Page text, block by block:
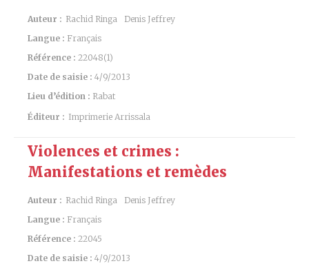
Auteur : Rachid Ringa
Denis Jeffrey
Langue : Français
Référence : 22048(1)
Date de saisie : 4/9/2013
Lieu d’édition : Rabat
Éditeur : Imprimerie Arrissala
Violences et crimes :
Manifestations et remèdes
Auteur : Rachid Ringa
Denis Jeffrey
Langue : Français
Référence : 22045
Date de saisie : 4/9/2013